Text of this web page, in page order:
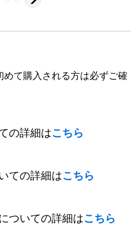
めて購入される方は必ずご確
の詳細はこちら
ての詳細はこちら
ついての詳細はこちら